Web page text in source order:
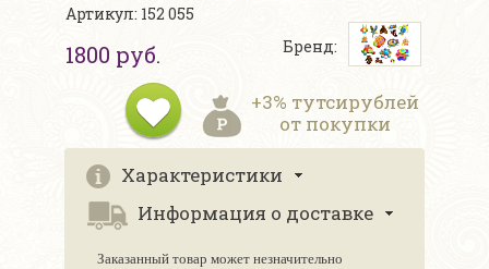
Артикул: 152 055
1800 руб. Бренд:
+3% тутсирублей
от покупки
Характеристики
Информация о доставке
Заказанный товар может незначительно